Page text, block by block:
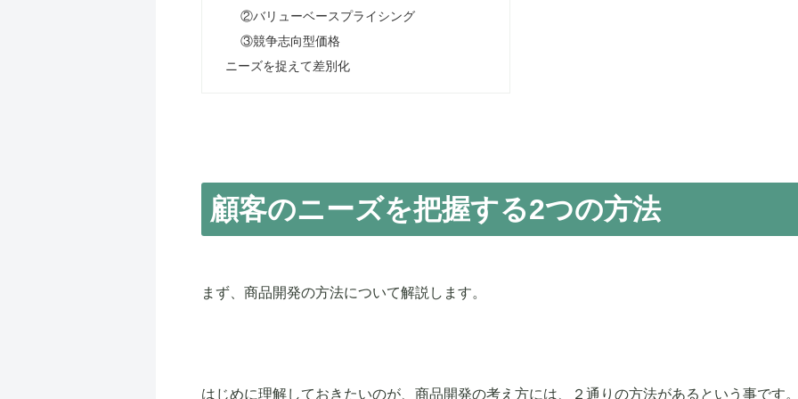
②バリューベースプライシング
③競争志向型価格
ニーズを捉えて差別化
顧客のニーズを把握する2つの方法
まず、商品開発の方法について解説します。
はじめに理解しておきたいのが、商品開発の考え方には、２通りの方法があるという事です